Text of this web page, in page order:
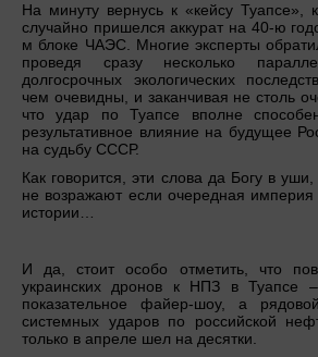
На минуту вернусь к «кейсу Туапсе»,
случайно пришелся аккурат на 40-ю
м блоке ЧАЭС. Многие эксперты
проведя сразу несколько
долгосрочных экологических
чем очевидны, и заканчивая не столь
что удар по Туапсе вполне
результативное влияние на будущее
на судьбу СССР.
Как говорится, эти слова да Богу в
не возражают если очередная империя
истории…
И да, стоит особо отметить, что
украинских дронов к НПЗ в Туапсе
показательное файер-шоу, а
системных ударов по российской
только в апреле шел на десятки.